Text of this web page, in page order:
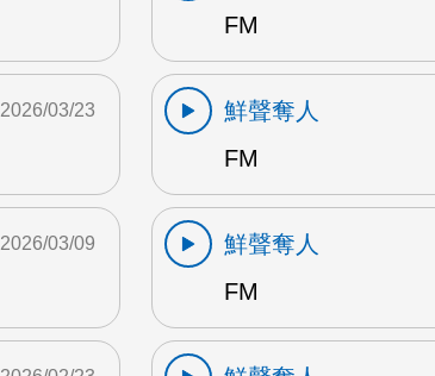
FM
2026/03/23
鮮聲奪人
FM
2026/03/09
鮮聲奪人
FM